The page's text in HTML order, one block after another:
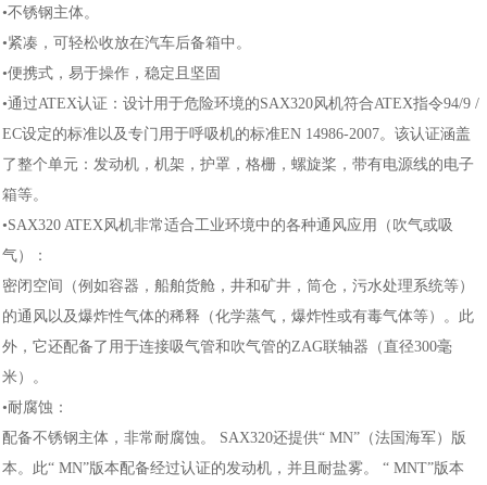
•不锈钢主体。
•紧凑，可轻松收放在汽车后备箱中。
•便携式，易于操作，稳定且坚固
•通过ATEX认证：设计用于危险环境的SAX320风机符合ATEX指令94/9 /
EC设定的标准以及专门用于呼吸机的标准EN 14986-2007。该认证涵盖
了整个单元：发动机，机架，护罩，格栅，螺旋桨，带有电源线的电子
箱等。
•SAX320 ATEX风机非常适合工业环境中的各种通风应用（吹气或吸
气）：
密闭空间（例如容器，船舶货舱，井和矿井，筒仓，污水处理系统等）
的通风以及爆炸性气体的稀释（化学蒸气，爆炸性或有毒气体等）。此
外，它还配备了用于连接吸气管和吹气管的ZAG联轴器（直径300毫
米）。
•耐腐蚀：
配备不锈钢主体，非常耐腐蚀。 SAX320还提供“ MN”（法国海军）版
本。此“ MN”版本配备经过认证的发动机，并且耐盐雾。 “ MNT”版本